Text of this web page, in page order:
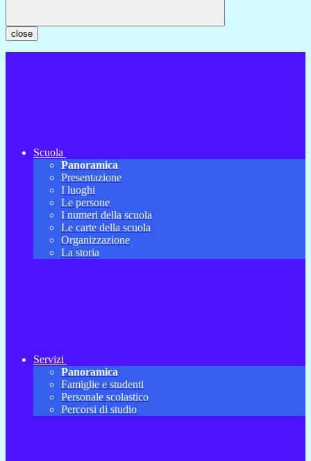
close
Scuola
Panoramica
Presentazione
I luoghi
Le persone
I numeri della scuola
Le carte della scuola
Organizzazione
La storia
Servizi
Panoramica
Famiglie e studenti
Personale scolastico
Percorsi di studio